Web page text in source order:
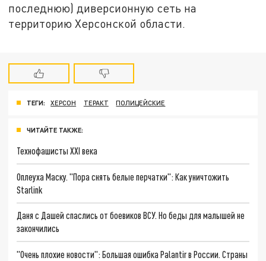
последнюю) диверсионную сеть на
территорию Херсонской области.
ТЕГИ: ХЕРСОН ТЕРАКТ ПОЛИЦЕЙСКИЕ
ЧИТАЙТЕ ТАКЖЕ:
Технофашисты XXI века
Оплеуха Маску. "Пора снять белые перчатки": Как уничтожить
Starlink
Даня с Дашей спаслись от боевиков ВСУ. Но беды для малышей не
закончились
"Очень плохие новости": Большая ошибка Palantir в России. Страны